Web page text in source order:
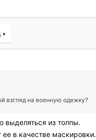
взгляд на военную одежку?
выделяться из толпы.
в качестве маскировки.